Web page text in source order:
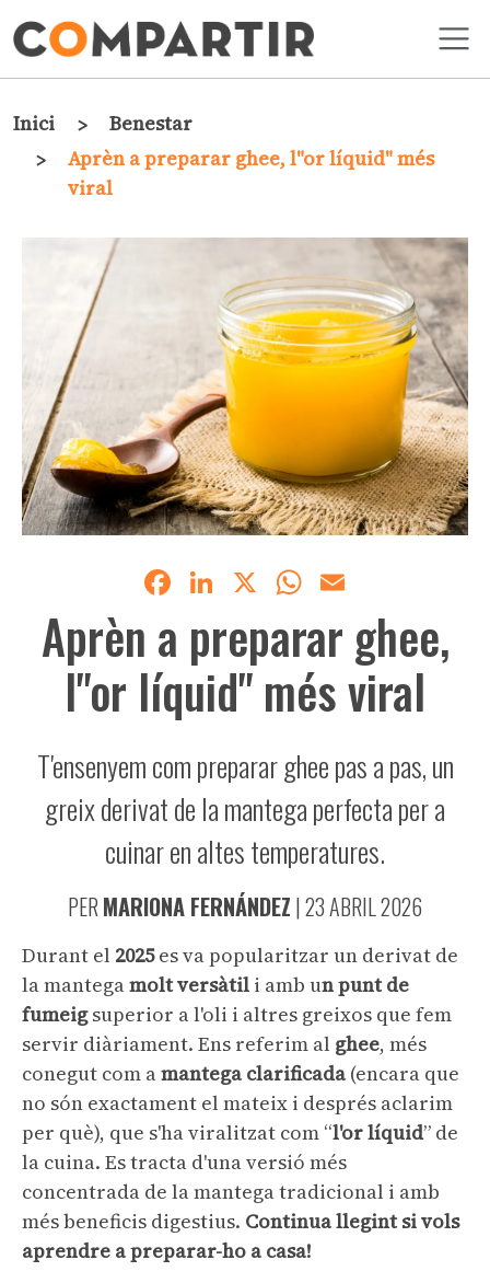
Fil d'ariadna
Inici
Benestar
Aprèn a preparar ghee, l"or líquid" més
viral
Facebook
LinkedIn
X WhatsApp
Aprèn a preparar ghee,
l"or líquid" més viral
T'ensenyem com preparar ghee pas a pas, un
greix derivat de la mantega perfecta per a
cuinar en altes temperatures.
PERMARIONA FERNÁNDEZ |23 ABRIL 2026
Durant el 2025es va popularitzar un derivat de
la mantegamolt versàtil i amb un punt de
fumeigsuperior a l'oli i altres greixos que fem
servir diàriament. Ens referim al ghee, més
conegut com amantega clarificada (encara que
no són exactament el mateix i després aclarim
per què), que s'ha viralitzat com “l'or líquid” de
la cuina. Es tracta d'una versió més
concentrada de la mantega tradicional i amb
més beneficis digestius. Continua llegint si vols
aprendre a preparar-ho a casa!